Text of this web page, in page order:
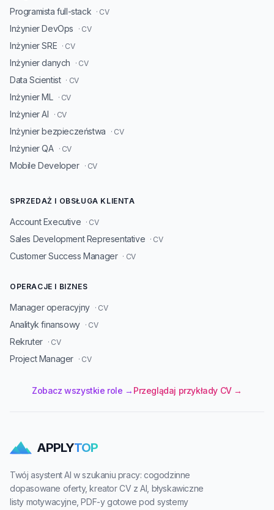
Programista full-stack · CV
Inżynier DevOps · CV
Inżynier SRE · CV
Inżynier danych · CV
Data Scientist · CV
Inżynier ML · CV
Inżynier AI · CV
Inżynier bezpieczeństwa · CV
Inżynier QA · CV
Mobile Developer · CV
SPRZEDAŻ I OBSŁUGA KLIENTA
Account Executive · CV
Sales Development Representative · CV
Customer Success Manager · CV
OPERACJE I BIZNES
Manager operacyjny · CV
Analityk finansowy · CV
Rekruter · CV
Project Manager · CV
Zobacz wszystkie role → Przeglądaj przykłady CV →
APPLYTOP
Twój asystent AI w szukaniu pracy: cogodzinne
dopasowane oferty, kreator CV z AI, błyskawiczne
listy motywacyjne, PDF-y gotowe pod systemy